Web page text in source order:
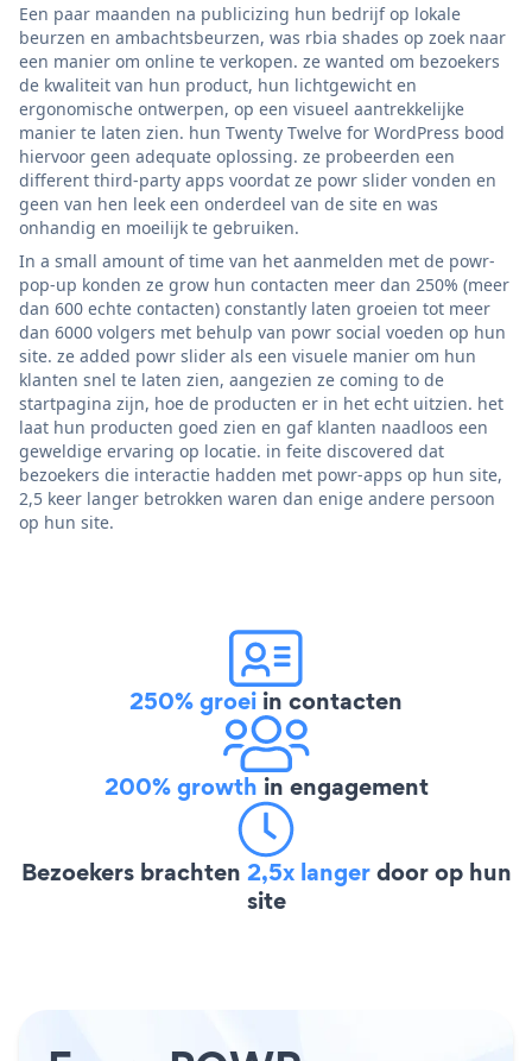
Een paar maanden na publicizing hun bedrijf op lokale
beurzen en ambachtsbeurzen, was rbia shades op zoek naar
een manier om online te verkopen. ze wanted om bezoekers
de kwaliteit van hun product, hun lichtgewicht en
ergonomische ontwerpen, op een visueel aantrekkelijke
manier te laten zien. hun Twenty Twelve for WordPress bood
hiervoor geen adequate oplossing. ze probeerden een
different third-party apps voordat ze powr slider vonden en
geen van hen leek een onderdeel van de site en was
onhandig en moeilijk te gebruiken.
In a small amount of time van het aanmelden met de powr-
pop-up konden ze grow hun contacten meer dan 250% (meer
dan 600 echte contacten) constantly laten groeien tot meer
dan 6000 volgers met behulp van powr social voeden op hun
site. ze added powr slider als een visuele manier om hun
klanten snel te laten zien, aangezien ze coming to de
startpagina zijn, hoe de producten er in het echt uitzien. het
laat hun producten goed zien en gaf klanten naadloos een
geweldige ervaring op locatie. in feite discovered dat
bezoekers die interactie hadden met powr-apps op hun site,
2,5 keer langer betrokken waren dan enige andere persoon
op hun site.
250% groei in contacten
200% growth in engagement
Bezoekers brachten 2,5x langerdoor op hun
site